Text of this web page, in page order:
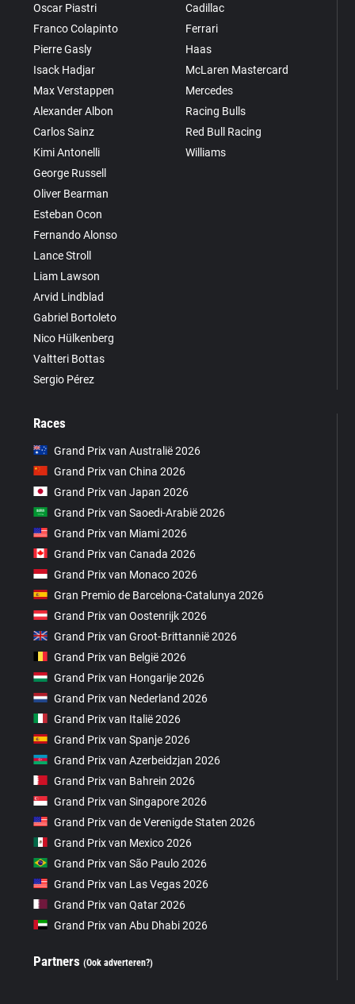
Oscar Piastri
Franco Colapinto
Pierre Gasly
Isack Hadjar
Max Verstappen
Alexander Albon
Carlos Sainz
Kimi Antonelli
George Russell
Oliver Bearman
Esteban Ocon
Fernando Alonso
Lance Stroll
Liam Lawson
Arvid Lindblad
Gabriel Bortoleto
Nico Hülkenberg
Valtteri Bottas
Sergio Pérez
Cadillac
Ferrari
Haas
McLaren Mastercard
Mercedes
Racing Bulls
Red Bull Racing
Williams
Races
Grand Prix van Australië 2026
Grand Prix van China 2026
Grand Prix van Japan 2026
Grand Prix van Saoedi-Arabië 2026
Grand Prix van Miami 2026
Grand Prix van Canada 2026
Grand Prix van Monaco 2026
Gran Premio de Barcelona-Catalunya 2026
Grand Prix van Oostenrijk 2026
Grand Prix van Groot-Brittannië 2026
Grand Prix van België 2026
Grand Prix van Hongarije 2026
Grand Prix van Nederland 2026
Grand Prix van Italië 2026
Grand Prix van Spanje 2026
Grand Prix van Azerbeidzjan 2026
Grand Prix van Bahrein 2026
Grand Prix van Singapore 2026
Grand Prix van de Verenigde Staten 2026
Grand Prix van Mexico 2026
Grand Prix van São Paulo 2026
Grand Prix van Las Vegas 2026
Grand Prix van Qatar 2026
Grand Prix van Abu Dhabi 2026
Partners(Ook adverteren?)